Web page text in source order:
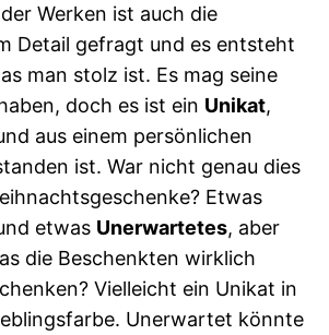
Werken ist auch die
Detail gefragt und es entsteht
man stolz ist. Es mag seine
doch es ist ein Unikat,
aus einem persönlichen
ist. War nicht genau dies
Etwas
etwas Unerwartetes, aber
die Beschenkten wirklich
Vielleicht ein Unikat in
Unerwartet könnte